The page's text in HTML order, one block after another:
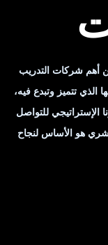
أهم شركات التدريب
تتميز وتبدع فيه،
الإستراتيجي للتواصل
هو الأساس لنجاح